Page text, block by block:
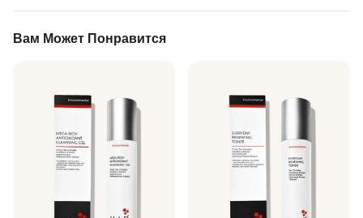
Вам Может Понравится